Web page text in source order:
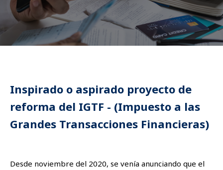
Inspirado o aspirado proyecto de
reforma del IGTF - (Impuesto a las
Grandes Transacciones Financieras)
Desde noviembre del 2020, se venía anunciando que el